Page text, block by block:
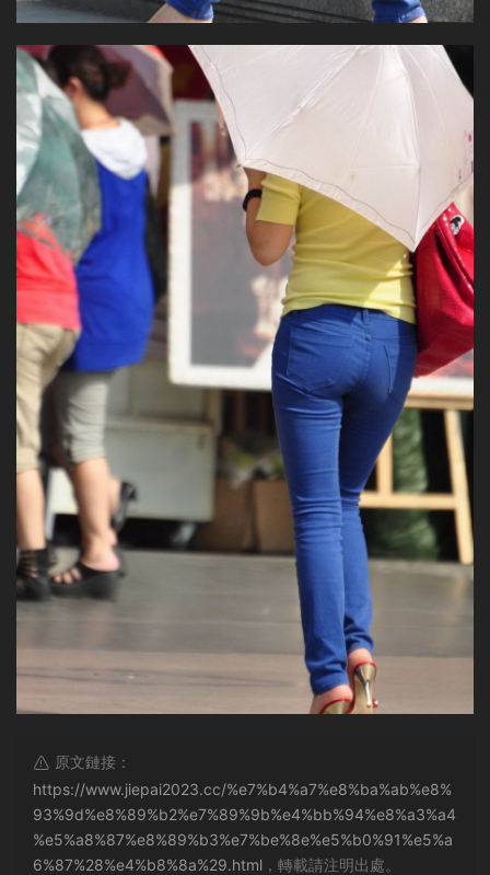
原文鏈接：
https://www.jiepai2023.cc/%e7%b4%a7%e8%ba%ab%e8%
93%9d%e8%89%b2%e7%89%9b%e4%bb%94%e8%a3%a4
%e5%a8%87%e8%89%b3%e7%be%8e%e5%b0%91%e5%a
6%87%28%e4%b8%8a%29.html ，轉載請注明出處。